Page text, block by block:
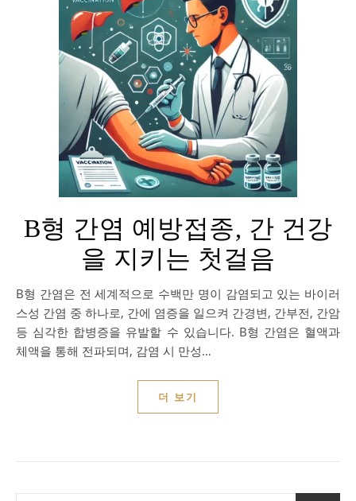
B형 간염 예방접종, 간 건강
을 지키는 첫걸음
B형 간염은 전 세계적으로 수백만 명이 감염되고 있는 바이러
스성 간염 중 하나로, 간에 염증을 일으켜 간경변, 간부전, 간암
등 심각한 합병증을 유발할 수 있습니다. B형 간염은 혈액과
체액을 통해 전파되며, 감염 시 만성…
더 보기